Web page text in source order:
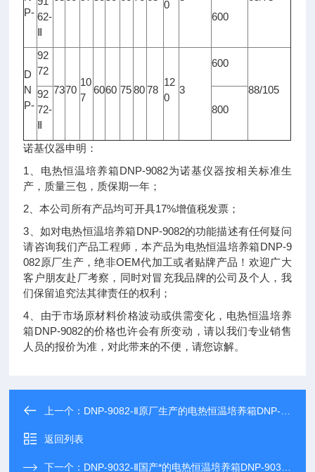
P-
0
62-
600
D
N
P-
92
72
7370
10
7
6060 75 80 78
12
0
3
600
88/105
92
72-
800
诺基仪器申明：
1、电热恒温培养箱DNP-9082为诺基仪器按相关标准生
产，质量三包，质保期一年；
2、本公司所有产品均可开具17%增值税发票；
3、如对电热恒温培养箱DNP-9082的功能描述有任何疑问
请咨询我们产品工程师，本产品为电热恒温培养箱DNP-9
082原厂生产，绝非OEM代加工或者贴牌产品！欢迎广大
客户朋友赴厂考察，同时对冒充我品牌的公司及个人，我
们保留追究法其律责任的权利；
4、由于市场原材料价格波动或供需变化，电热恒温培养
箱DNP-9082的价格也许会有所变动，请以我们专业销售
人员的报价为准，对此带来的不便，请您谅解。
上一个： DNP-9082-Ⅱ原厂生产的电热恒温培养箱DNP-9082-Ⅱ长期现货供应
返回列表
下一个： DNP-9032-Ⅱ国产*的电热恒温培养箱DNP-9032-Ⅱ*